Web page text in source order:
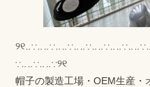
∵‥‥∵‥‥∵୨୧
帽子の製造工場・OEM生産・